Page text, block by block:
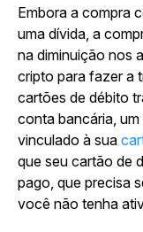
Embora a compra
uma dívida, a
na diminuição nos
cripto para fazer a
cartões de débito
conta bancária,
vinculado à sua
que seu cartão de
pago, que precisa
você não tenha